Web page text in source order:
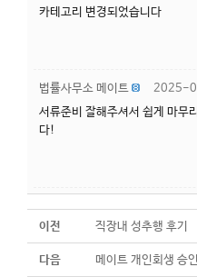
카테고리 변경되었습니다
법률사무소 메이트
2025-
서류준비 잘해주셔서 쉽게 마무
다!
이전 직장내 성추행 후기
다음 메이트 개인회생 승